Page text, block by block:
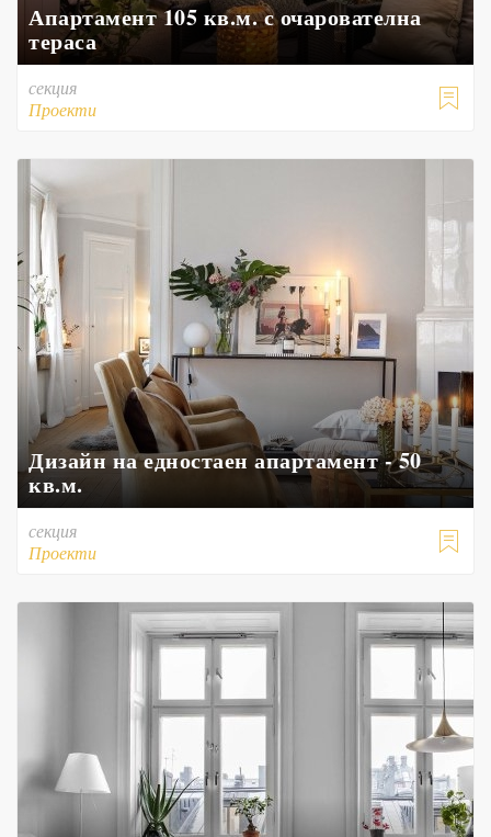
Апартамент 105 кв.м. с очарователна
тераса

секция
Проекти
Дизайн на едностаен апартамент - 50
кв.м.

секция
Проекти